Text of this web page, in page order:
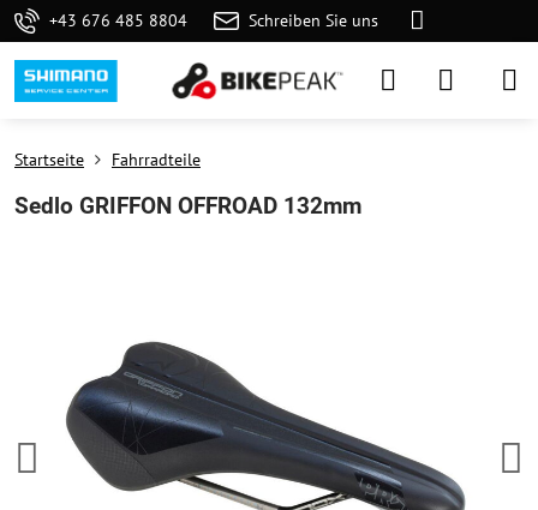
+43 676 485 8804 Schreiben Sie uns
Startseite Fahrradteile
Sedlo GRIFFON OFFROAD 132mm